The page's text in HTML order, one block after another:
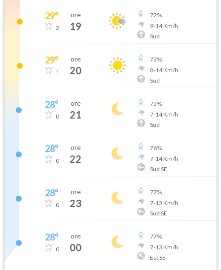
29°
2
ore
19
72%
9-14Km/h
Sud
29°
1
ore
20
73%
8-14Km/h
Sud
28°
0
ore
21
75%
7-14Km/h
Sud
28°
0
ore
22
76%
7-14Km/h
Sud SE
28°
0
ore
23
77%
7-13 Km/h
Sud SE
28°
0
ore
00
77%
7-13 Km/h
Est SE